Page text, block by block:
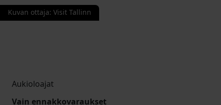
Kuvan ottaja: Visit Tallinn
Aukioloajat
Vain ennakkovaraukset